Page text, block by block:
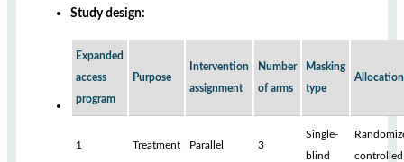
Study design:
Expanded
access
program
Purpose
Intervention
assignment
Number
of arms
Masking
type
Allocation
1 Treatment Parallel 3
Single-
blind
controlled